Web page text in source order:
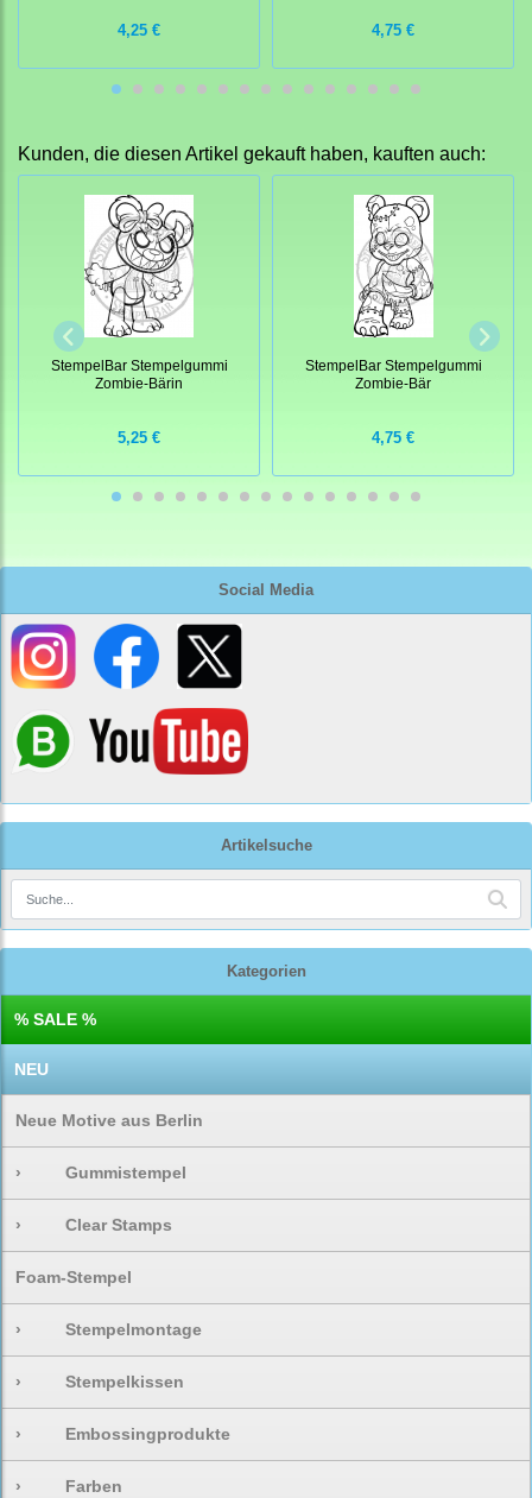
Social Media
Artikelsuche
Kategorien
% SALE %
NEU
Neue Motive aus Berlin
› Gummistempel
› Clear Stamps
Foam-Stempel
› Stempelmontage
› Stempelkissen
› Embossingprodukte
› Farben
4,25 € 4,75 €
Kunden, die diesen Artikel gekauft haben, kauften auch:
StempelBar Stempelgummi
Zombie-Bärin
5,25 €
StempelBar Stempelgummi
Zombie-Bär
4,75 €